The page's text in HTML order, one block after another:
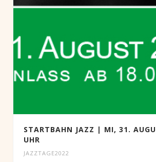
STARTBAHN JAZZ | MI, 31.
UHR
JAZZTAGE2022